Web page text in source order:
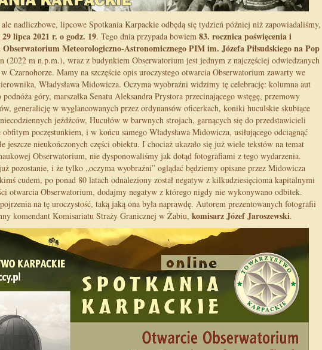
nadliczbowe, lipcowe Spotkania Karpackie odbędą się tydzień później niż zapowiadaliśmy,
lipca 2021 r. o godz. 19. Tego dnia przypada bowiem 83. rocznica poświęcenia i
Meteorologiczno-Astronomicznego PIM im. Józefa Piłsudskiego na Pop
(2022 m n.p.m.), wraz z budynkiem Obserwatorium jest jednym z najczęściej odwiedzanych
Czarnohorze. Mamy na szczęście opis uroczystego otwarcia Obserwatorium zawarty we
Władysława Midowicza. Oczyma wyobraźni widzimy tę celebrację: kolumna aut
góry, marszałka Senatu Aleksandra Prystora przecinającego wstęgę, przemowy
generalicję w wyglancowanych przez ordynansów oficerkach, koniki huculskie skubiące
jeźdźców, Hucułów w barwnych strojach, garnących się do przedstawicieli
obfitym poczęstunkiem, i w końcu samego Władysława Midowicza, usiłującego odciągnąć
jeszcze nieukończonych części obiektu. I chociaż ukazało się już wiele tekstów na temat
Obserwatorium, nie dysponowaliśmy jak dotąd fotografiami z tego wydarzenia.
pozostanie, i że tylko „oczyma wyobraźni” oglądać będziemy opisane przez Midowicza
cudem, po ponad 80 latach odnaleziony został negatyw z kilkudziesięcioma kapitalnymi
otwarcia Obserwatorium, dodajmy negatyw z którego nigdy nie wykonywano odbitek.
na tę uroczystość, taką jaką ona była naprawdę. Autorem prezentowanych fotografii
komendant Komisariatu Straży Granicznej w Żabiu, komisarz Józef Jaroszewski.